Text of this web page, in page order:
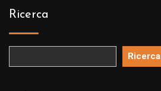
Ricerca
Ricerca